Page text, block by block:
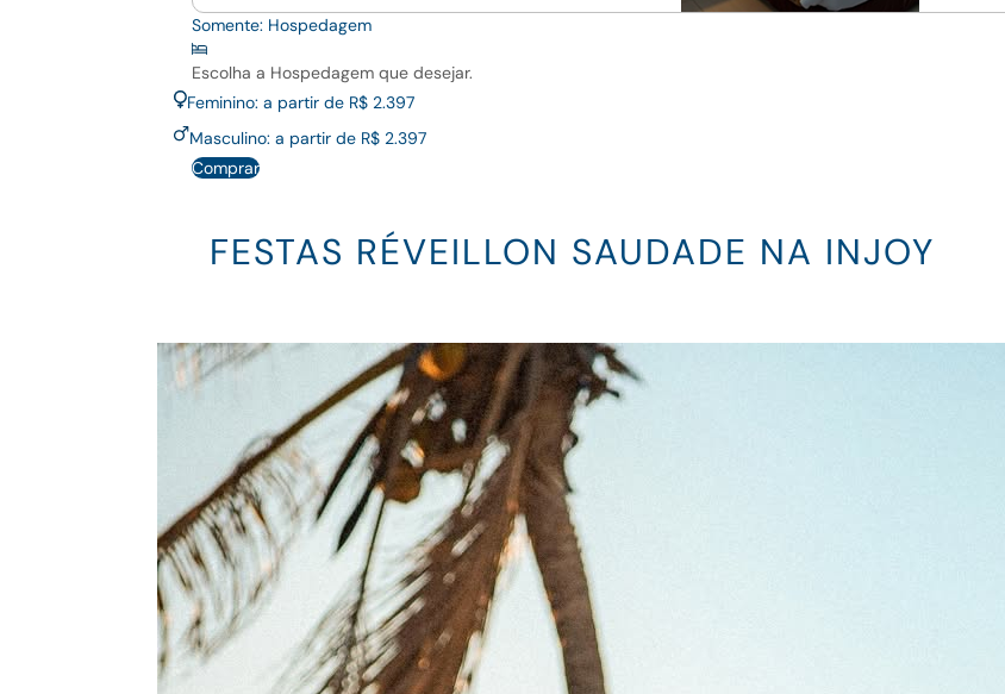
Somente: Hospedagem
Escolha a Hospedagem que desejar.
Feminino: a partir de R$ 2.397
Masculino: a partir de R$ 2.397
Comprar
FESTAS RÉVEILLON SAUDADE NA INJOY